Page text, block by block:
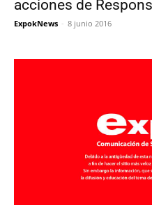
acciones de
ExpokNews - 8 junio 2016